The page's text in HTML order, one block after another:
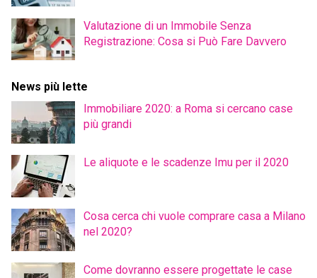
Valutazione di un Immobile Senza
Registrazione: Cosa si Può Fare Davvero
News più lette
Immobiliare 2020: a Roma si cercano case
più grandi
Le aliquote e le scadenze Imu per il 2020
Cosa cerca chi vuole comprare casa a Milano
nel 2020?
Come dovranno essere progettate le case